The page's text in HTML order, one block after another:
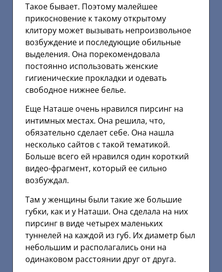
Такое бывает. Поэтому малейшее
прикосновение к такому открытому
клитору может вызывать непроизвольное
возбуждение и последующие обильные
выделения. Она порекомендовала
постоянно использовать женские
гигиенические прокладки и одевать
свободное нижнее белье.
Еще Наташе очень нравился пирсинг на
интимных местах. Она решила, что,
обязательно сделает себе. Она нашла
несколько сайтов с такой тематикой.
Больше всего ей нравился один короткий
видео-фрагмент, который ее сильно
возбуждал.
Там у женщины были такие же большие
губки, как и у Наташи. Она сделала на них
пирсинг в виде четырех маленьких
туннелей на каждой из губ. Их диаметр был
небольшим и располагались они на
одинаковом расстоянии друг от друга.